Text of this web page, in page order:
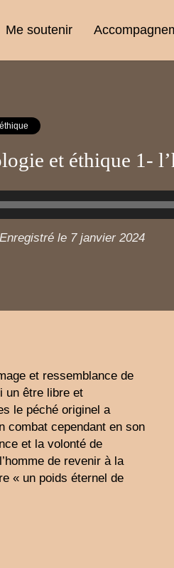
Me soutenir
et éthique 1-
Enregistré le 7 janvier 2024
et ressemblance de
un être libre et
le péché originel a
combat cependant en son
et la volonté de
de revenir à la
« un poids éternel de